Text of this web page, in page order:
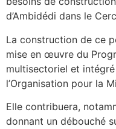
d’Ambidédi dans le
La construction de ce
mise en œuvre du
multisectoriel et
l’Organisation pour la
Elle contribuera,
donnant un débouché